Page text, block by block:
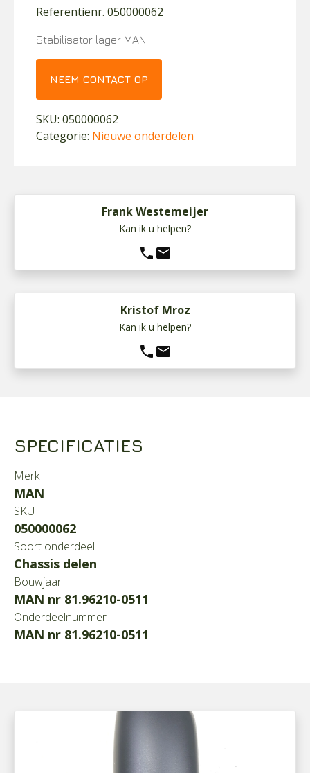
Referentienr. 050000062
Stabilisator lager MAN
NEEM CONTACT OP
SKU: 050000062
Categorie: Nieuwe onderdelen
Frank Westemeijer
Kan ik u helpen?
phone mail
Kristof Mroz
Kan ik u helpen?
phone mail
SPECIFICATIES
Merk
MAN
SKU
050000062
Soort onderdeel
Chassis delen
Bouwjaar
MAN nr 81.96210-0511
Onderdeelnummer
MAN nr 81.96210-0511